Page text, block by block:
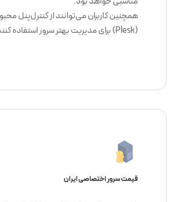
همچنین کاربران می‌توانند از کنترل‌پنل‌
(Plesk) برای مدیریت بهتر سرور استفاده کنند.
قیمت سرور اختصاصی ایران